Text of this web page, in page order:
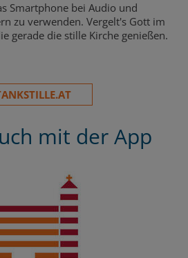
Smartphone bei Audio und
zu verwenden. Vergelt's Gott im
gerade die stille Kirche genießen.
mit der App